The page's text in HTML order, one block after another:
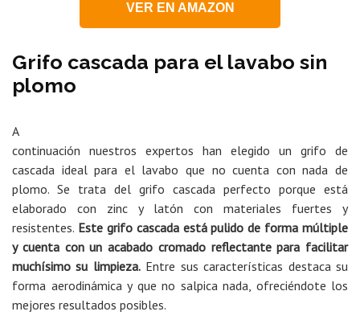
VER EN AMAZON
Grifo cascada para el lavabo sin
plomo
A
continuación nuestros expertos han elegido un grifo de
cascada ideal para el lavabo que no cuenta con nada de
plomo. Se trata del grifo cascada perfecto porque está
elaborado con zinc y latón con materiales fuertes y
resistentes. Este grifo cascada está pulido de forma múltiple
y cuenta con un acabado cromado reflectante para facilitar
muchísimo su limpieza.Entre sus características destaca su
forma aerodinámica y que no salpica nada, ofreciéndote los
mejores resultados posibles.